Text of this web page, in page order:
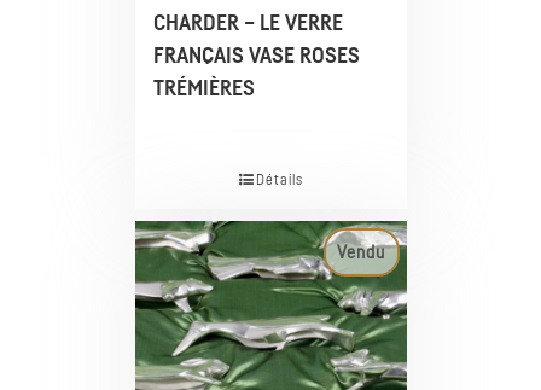
CHARDER – LE VERRE
FRANÇAIS VASE ROSES
TRÉMIÈRES
Détails
Vendu